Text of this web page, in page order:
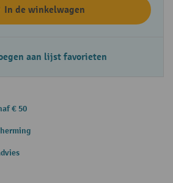
In de winkelwagen
aan lijst favorieten
€ 50